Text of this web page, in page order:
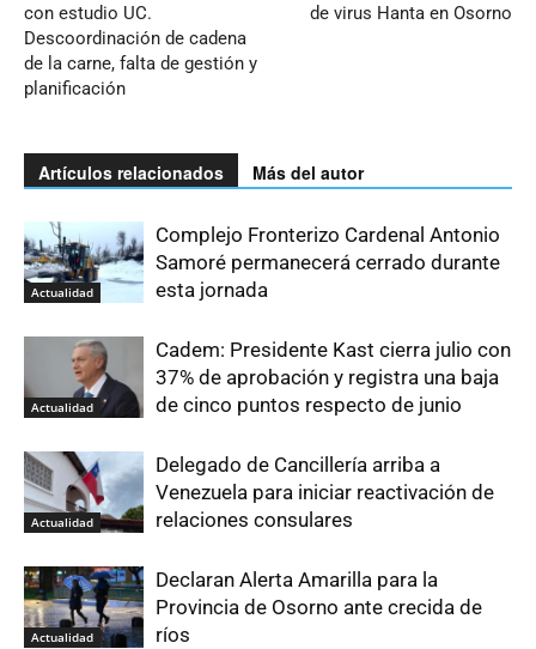
con estudio UC.
Descoordinación de cadena
de la carne, falta de gestión y
planificación
de virus Hanta en Osorno
Artículos relacionados Más del autor
Actualidad
Complejo Fronterizo Cardenal Antonio
Samoré permanecerá cerrado durante
esta jornada
Actualidad
Cadem: Presidente Kast cierra julio con
37% de aprobación y registra una baja
de cinco puntos respecto de junio
Actualidad
Delegado de Cancillería arriba a
Venezuela para iniciar reactivación de
relaciones consulares
Actualidad
Declaran Alerta Amarilla para la
Provincia de Osorno ante crecida de
ríos